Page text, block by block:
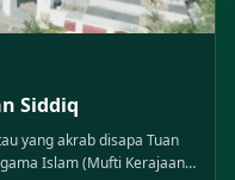
Siddiq
yang akrab disapa Tuan
Islam (Mufti Kerajaan